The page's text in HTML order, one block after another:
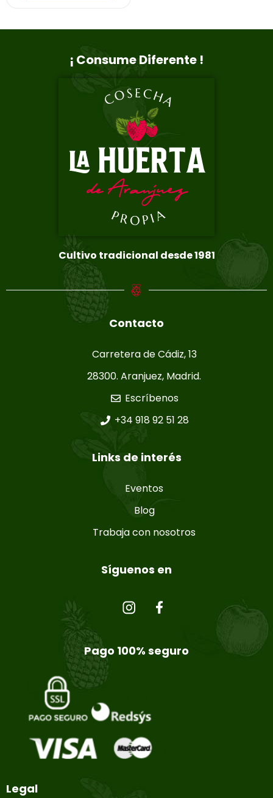
¡ Consume Diferente !
Cultivo tradicional desde 1981
Contacto
Carretera de Cádiz, 13
28300. Aranjuez, Madrid.
Escríbenos
+34 918 92 51 28
Links de interés
Eventos
Blog
Trabaja con nosotros
Síguenos en
Pago 100% seguro
Legal